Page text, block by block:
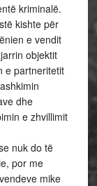
kriminalë.
kishte për
e vendit
objektit
e partneritetit
dhe
e zhvillimit
nuk do të
por me
mike